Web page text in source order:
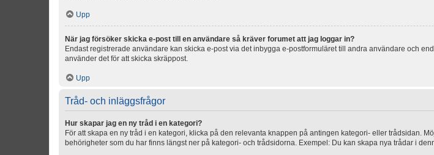
Upp
När jag försöker skicka e-post till en användare så kräver forumet att jag loggar in?
Endast registrerade användare kan skicka e-post via det inbygga e-postformuläret till andra användare och
använder det för att skicka skräppost.
Upp
Tråd- och inläggsfrågor
Hur skapar jag en ny tråd i en kategori?
För att skapa en ny tråd i en kategori, klicka på den relevanta knappen på antingen kategori- eller trådsidan.
behörigheter som du har finns längst ner på kategori- och trådsidorna. Exempel: Du kan skapa nya trådar i